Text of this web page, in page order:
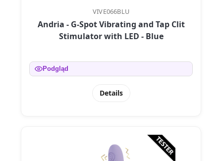
VIVE066BLU
Andria - G-Spot Vibrating and Tap Clit
Stimulator with LED - Blue
Podgląd
Details